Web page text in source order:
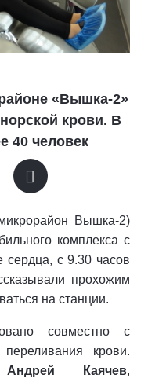
«Вышка-2»
крови. В
40 человек
Вышка-2)
комплекса с
с 9.30 часов
прохожим
на станции.
совместно с
крови.
Андрей Каячев,